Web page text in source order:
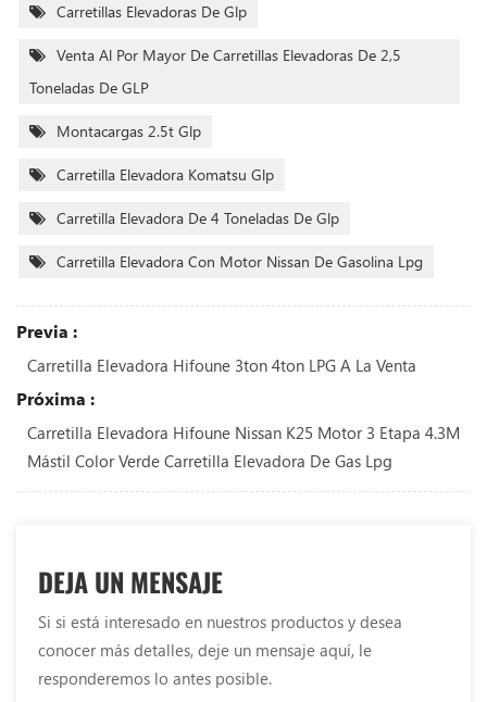
Carretillas Elevadoras De Glp
Venta Al Por Mayor De Carretillas Elevadoras De 2,5
Toneladas De GLP
Montacargas 2.5t Glp
Carretilla Elevadora Komatsu Glp
Carretilla Elevadora De 4 Toneladas De Glp
Carretilla Elevadora Con Motor Nissan De Gasolina Lpg
Previa :
Carretilla Elevadora Hifoune 3ton 4ton LPG A La Venta
Próxima :
Carretilla Elevadora Hifoune Nissan K25 Motor 3 Etapa 4.3M
Mástil Color Verde Carretilla Elevadora De Gas Lpg
DEJA UN MENSAJE
Si si está interesado en nuestros productos y desea
conocer más detalles, deje un mensaje aquí, le
responderemos lo antes posible.